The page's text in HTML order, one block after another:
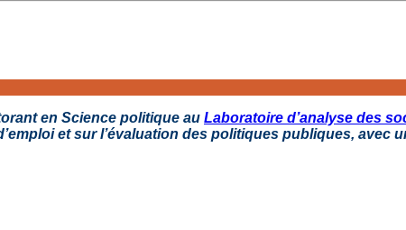
en Science politique au Laboratoire d’analyse des
et sur l’évaluation des politiques publiques, avec